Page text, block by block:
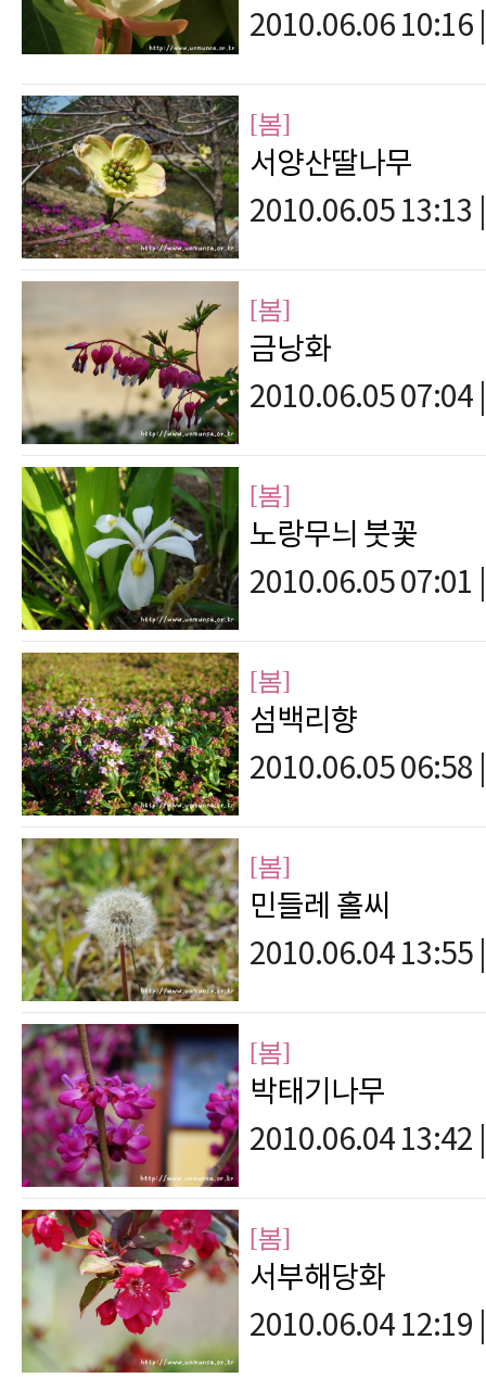
2010.06.06 10:16
[봄]
서양산딸나무
2010.06.05 13:13
[봄]
금낭화
2010.06.05 07:04
[봄]
노랑무늬 붓꽃
2010.06.05 07:01
[봄]
섬백리향
2010.06.05 06:58
[봄]
민들레 홀씨
2010.06.04 13:55
[봄]
박태기나무
2010.06.04 13:42
[봄]
서부해당화
2010.06.04 12:19